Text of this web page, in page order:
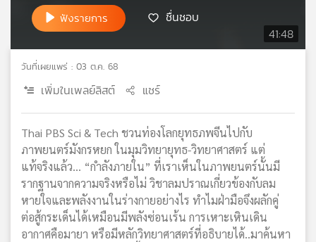
แผนที่
วิทยุ
เครือ
41:48
ฟังรายการ ชื่นชอบ
วันที่เผยแพร่ : 03 ต.ค. 68
เพิ่มในเพลย์ลิสต์ แชร์
Thai PBS Sci & Tech ชวนท่องโลกยุทธภพจีนไปกับ
ภาพยนตร์มังกรหยก ในมุมวิทยายุทธ-วิทยาศาสตร์ แต่
แท้จริงแล้ว… “กำลังภายใน” ที่เราเห็นในภาพยนตร์นั้นมี
รากฐานจากความจริงหรือไม่ วิชาลมปราณเกี่ยวข้องกับลม
หายใจและพลังงานในร่างกายอย่างไร ทำไมฝ่ามือจึงผลักคู่
ต่อสู้กระเด็นได้เหมือนมีพลังซ่อนเร้น การเหาะเหินเดิน
อากาศคือมายา หรือมีหลักวิทยาศาสตร์ที่อธิบายได้..มาค้นหา